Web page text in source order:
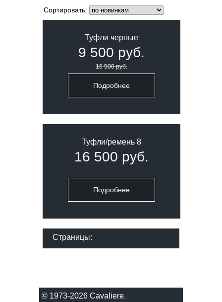
Сортировать:
Туфли черные
9 500 руб.
16 500 руб.
Подробнее
Туфли/ремень 8
16 500 руб.
Подробнее
Страницы:
© 1973-2026 Сavaliere.